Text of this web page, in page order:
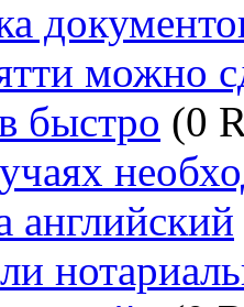
можно
быстро (0
английский